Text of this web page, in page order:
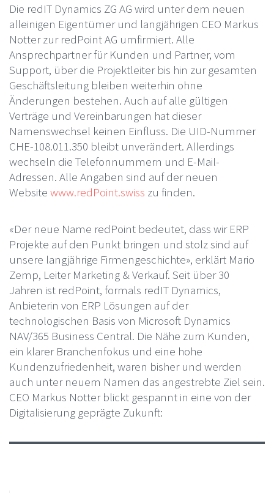
Die redIT Dynamics ZG AG wird unter dem neuen
alleinigen Eigentümer und langjährigen CEO Markus
Notter zur redPoint AG umfirmiert. Alle
Ansprechpartner für Kunden und Partner, vom
Support, über die Projektleiter bis hin zur gesamten
Geschäftsleitung bleiben weiterhin ohne
Änderungen bestehen. Auch auf alle gültigen
Verträge und Vereinbarungen hat dieser
Namenswechsel keinen Einfluss. Die UID-Nummer
CHE-108.011.350 bleibt unverändert. Allerdings
wechseln die Telefonnummern und E-Mail-
Adressen. Alle Angaben sind auf der neuen
Website www.redPoint.swiss zu finden.
«Der neue Name redPoint bedeutet, dass wir ERP
Projekte auf den Punkt bringen und stolz sind auf
unsere langjährige Firmengeschichte», erklärt Mario
Zemp, Leiter Marketing & Verkauf. Seit über 30
Jahren ist redPoint, formals redIT Dynamics,
Anbieterin von ERP Lösungen auf der
technologischen Basis von Microsoft Dynamics
NAV/365 Business Central. Die Nähe zum Kunden,
ein klarer Branchenfokus und eine hohe
Kundenzufriedenheit, waren bisher und werden
auch unter neuem Namen das angestrebte Ziel sein.
CEO Markus Notter blickt gespannt in eine von der
Digitalisierung geprägte Zukunft: